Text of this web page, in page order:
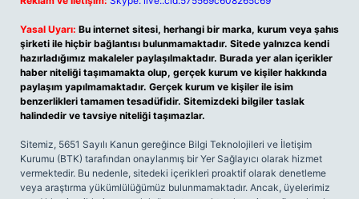
Yasal Uyarı: Bu internet sitesi, herhangi bir marka, kurum veya şahıs
şirketi ile hiçbir bağlantısı bulunmamaktadır. Sitede yalnızca kendi
hazırladığımız makaleler paylaşılmaktadır. Burada yer alan içerikler
haber niteliği taşımamakta olup, gerçek kurum ve kişiler hakkında
paylaşım yapılmamaktadır. Gerçek kurum ve kişiler ile isim
benzerlikleri tamamen tesadüfidir. Sitemizdeki bilgiler taslak
halindedir ve tavsiye niteliği taşımazlar.
Sitemiz, 5651 Sayılı Kanun gereğince Bilgi Teknolojileri ve İletişim
Kurumu (BTK) tarafından onaylanmış bir Yer Sağlayıcı olarak hizmet
vermektedir. Bu nedenle, sitedeki içerikleri proaktif olarak denetleme
veya araştırma yükümlülüğümüz bulunmamaktadır. Ancak, üyelerimiz